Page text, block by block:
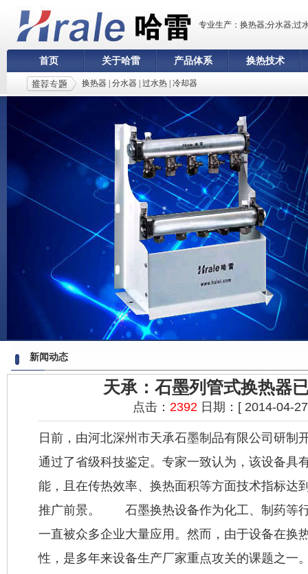
专业生产：换热器;分水器;过
首页 关于哈雷 产品体系 换热技术
换热器 分水器 过水热 冷却器
新闻动态
天承：石墨列管式换热器
点击： 2392 日期：[ 2014-04-
日前，由河北深州市天承石墨制品有限公司研制
通过了省级科技鉴定。专家一致认为，该设备具
能，且在传热效率、换热面积等方面技术指标达
推广前景。 石墨换热设备作为化工、制药等
一直被众多企业大量应用。然而，由于设备在换
性，是多年来设备生产厂家重点攻关的课题之一